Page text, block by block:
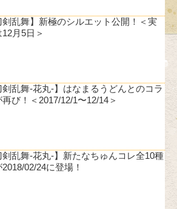
剣乱舞】新極のシルエット公開！＜実
月5日＞
剣乱舞-花丸-】はなまるうどんとのコラ
再び！＜2017/12/1〜12/14＞
剣乱舞-花丸-】新たなちゅんコレ全10種
02/24に登場！